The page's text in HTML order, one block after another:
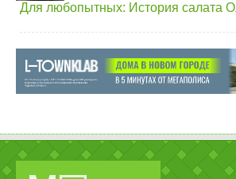
Для любопытных: История салата